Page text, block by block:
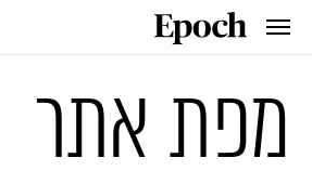
מפת אתר